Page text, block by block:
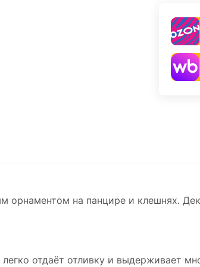
на панцире и клешнях.
отдаёт отливку и выдерживает